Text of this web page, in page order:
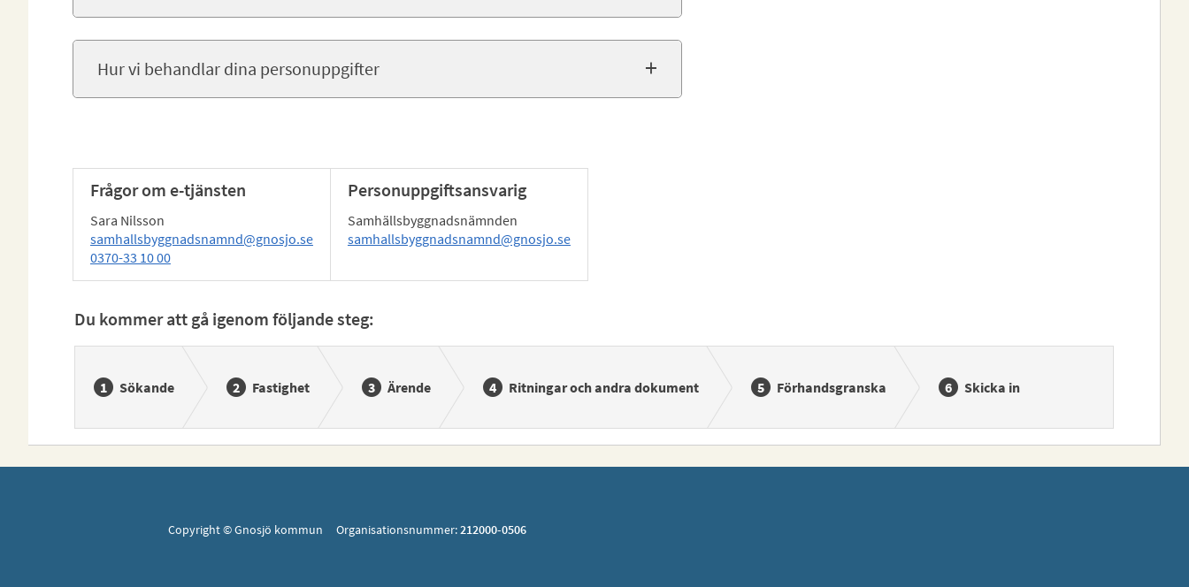
Hur vi behandlar dina personuppgifter
Frågor om e-tjänsten
Sara Nilsson
samhallsbyggnadsnamnd@gnosjo.se
0370-33 10 00
Personuppgiftsansvarig
Samhällsbyggnadsnämnden
samhallsbyggnadsnamnd@gnosjo.se
Du kommer att gå igenom följande steg:
Sökande Fastighet Ärende Ritningar och andra dokument Förhandsgranska Skicka in
Copyright © Gnosjö kommun Organisationsnummer:212000-0506